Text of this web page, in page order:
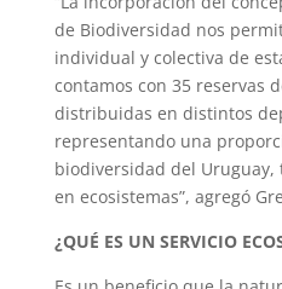
de Biodiversidad nos
individual y colectiva de
contamos con 35 reservas
distribuidas en distintos
representando una
biodiversidad del Uruguay,
en ecosistemas”, agregó
¿QUÉ ES UN SERVICIO